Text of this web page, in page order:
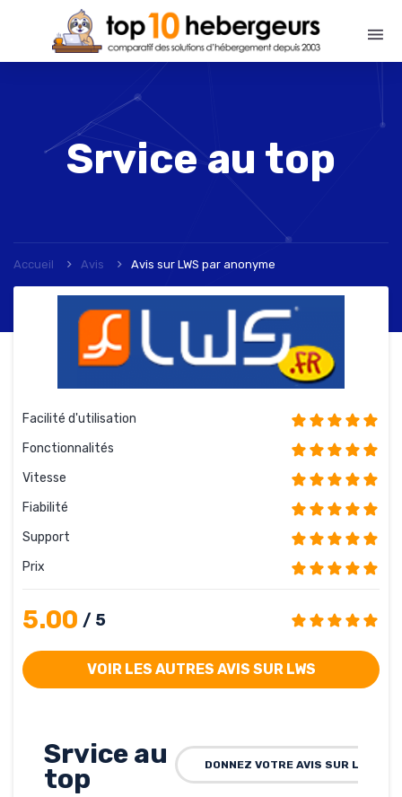
Srvice au top
Accueil Avis Avis sur LWS par anonyme
Facilité d'utilisation
Fonctionnalités
Vitesse
Fiabilité
Support
Prix
5.00 / 5
VOIR LES AUTRES AVIS SUR LWS
Srvice au
top DONNEZ VOTRE AVIS SUR LWS